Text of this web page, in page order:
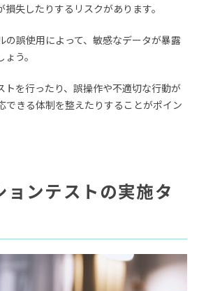
失したりするリスクがあります。
の誤使用によって、敏感なデータが暴露
う。
トを行ったり、誤操作や不適切な行動が
できる体制を整えたりすることがポイン
ョンテストの実施タ